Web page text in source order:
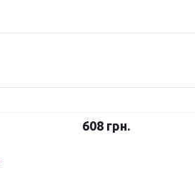
608 грн.